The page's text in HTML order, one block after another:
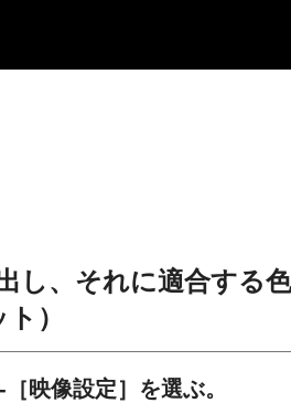
し、それに適合する
）
［ 映像設定］を選ぶ。